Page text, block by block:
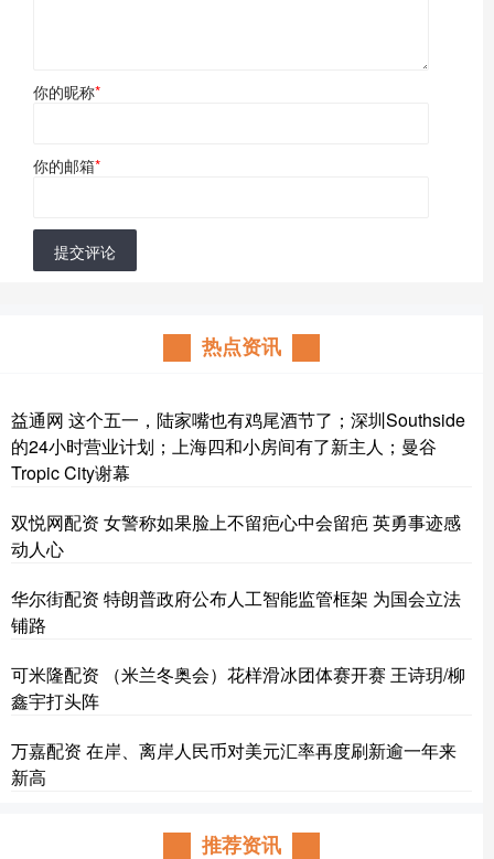
你的昵称*
你的邮箱*
提交评论
热点资讯
益通网 这个五一，陆家嘴也有鸡尾酒节了；深圳Southside
的24小时营业计划；上海四和小房间有了新主人；曼谷
Tropic City谢幕
双悦网配资 女警称如果脸上不留疤心中会留疤 英勇事迹感
动人心
华尔街配资 特朗普政府公布人工智能监管框架 为国会立法
铺路
可米隆配资 （米兰冬奥会）花样滑冰团体赛开赛 王诗玥/柳
鑫宇打头阵
万嘉配资 在岸、离岸人民币对美元汇率再度刷新逾一年来
新高
推荐资讯